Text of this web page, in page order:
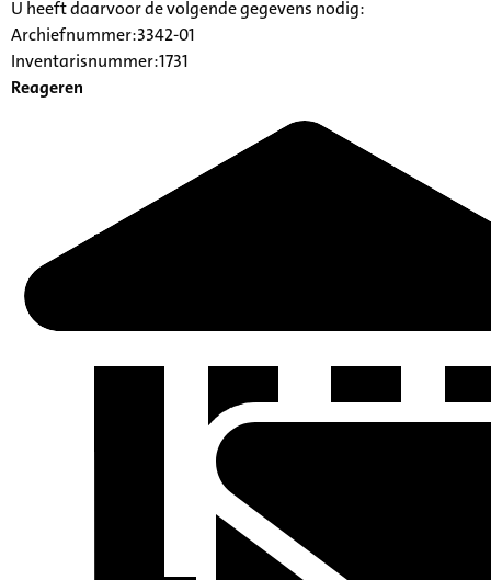
U heeft daarvoor de volgende gegevens nodig:
Archiefnummer:3342-01
Inventarisnummer:1731
Reageren